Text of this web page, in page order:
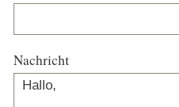
Nachricht